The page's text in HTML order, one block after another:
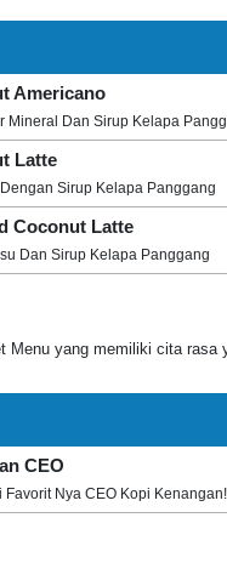
Americano
Mineral Dan Sirup Kelapa
Latte
Sirup Kelapa Panggang
Coconut Latte
Dan Sirup Kelapa Panggang
Menu yang memiliki cita
CEO
Favorit Nya CEO Kopi Kenangan!